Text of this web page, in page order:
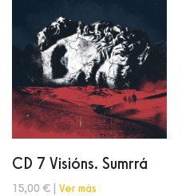
CD 7 Visións. Sumrrá
15,00 € | Ver más